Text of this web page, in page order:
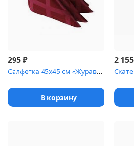
295₽
Салфетка 45х45 см «Журавинка» бордо [(квадрат)]
В корзину
2 155